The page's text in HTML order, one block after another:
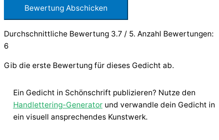
Bewertung Abschicken
Durchschnittliche Bewertung 3.7 / 5. Anzahl Bewertungen:
6
Gib die erste Bewertung für dieses Gedicht ab.
Ein Gedicht in Schönschrift publizieren? Nutze den
Handlettering-Generatorund verwandle dein Gedicht in
ein visuell ansprechendes Kunstwerk.